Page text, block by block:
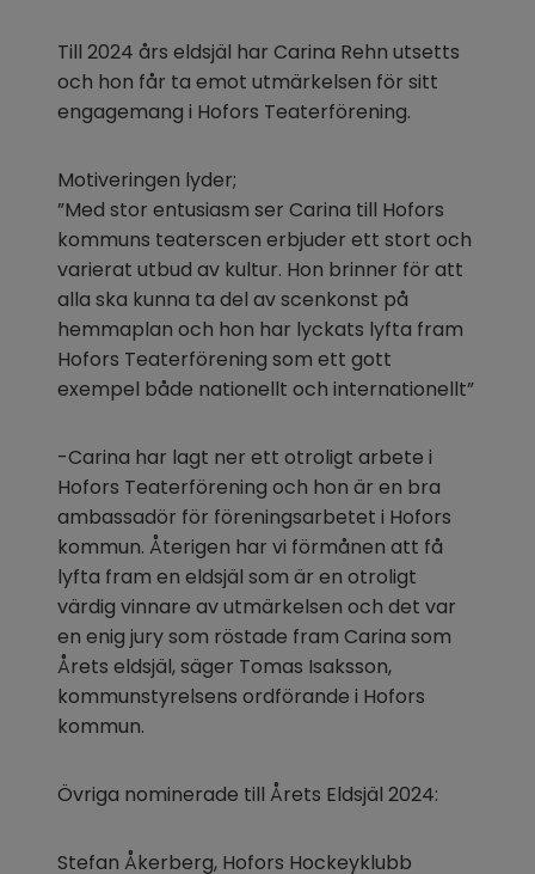
Till 2024 års eldsjäl har Carina Rehn utsetts
och hon får ta emot utmärkelsen för sitt
engagemang i Hofors Teaterförening.
Motiveringen lyder;
”Med stor entusiasm ser Carina till Hofors
kommuns teaterscen erbjuder ett stort och
varierat utbud av kultur. Hon brinner för att
alla ska kunna ta del av scenkonst på
hemmaplan och hon har lyckats lyfta fram
Hofors Teaterförening som ett gott
exempel både nationellt och internationellt”
-Carina har lagt ner ett otroligt arbete i
Hofors Teaterförening och hon är en bra
ambassadör för föreningsarbetet i Hofors
kommun. Återigen har vi förmånen att få
lyfta fram en eldsjäl som är en otroligt
värdig vinnare av utmärkelsen och det var
en enig jury som röstade fram Carina som
Årets eldsjäl, säger Tomas Isaksson,
kommunstyrelsens ordförande i Hofors
kommun.
Övriga nominerade till Årets Eldsjäl 2024:
Stefan Åkerberg, Hofors Hockeyklubb